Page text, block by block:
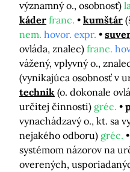
významný o., osobnosť)
káder franc. kumštár
nem. hovor. expr.
ovláda, znalec) franc.
vážený, vplyvný o.,
(vynikajúca osobnosť v
technik (o. dokonale
určitej činnosti) gréc.
vynachádzavý o., kt. sa
nejakého odboru) gréc.
systémom názorov na
overených,